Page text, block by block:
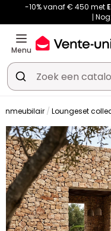
-10% vanaf € 450 met
Nog:
Menu
Loungeset